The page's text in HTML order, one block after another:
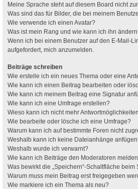
Meine Sprache steht auf diesem Board nicht
Was sind das für Bilder, die bei meinem
Wie verwende ich einen Avatar?
Was ist mein Rang und wie kann ich ihn
Wenn ich bei einem Benutzer auf den E-Mail-
aufgefordert, mich anzumelden.
Beiträge schreiben
Wie erstelle ich ein neues Thema oder eine
Wie kann ich einen Beitrag bearbeiten oder
Wie kann ich meinem Beitrag eine Signatur
Wie kann ich eine Umfrage erstellen?
Wieso kann ich nicht mehr
Wie bearbeite oder lösche ich eine Umfrage?
Warum kann ich auf bestimmte Foren nicht
Weshalb kann ich keine Dateianhänge
Weshalb wurde ich verwarnt?
Wie kann ich Beiträge den Moderatoren
Was bewirkt die „Speichern“-Schaltfläche
Warum muss mein Beitrag erst freigegeben
Wie markiere ich ein Thema als neu?